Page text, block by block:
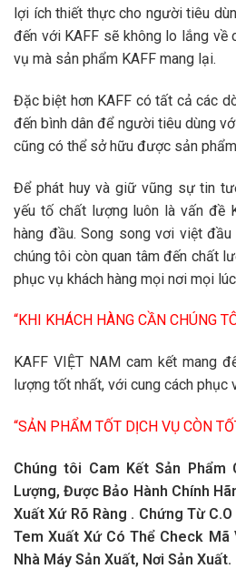
lợi ích thiết thực cho người tiêu
đến với KAFF sẽ không lo lắng về
vụ mà sản phẩm KAFF mang lại.
Đặc biệt hơn KAFF có tất cả các
đến bình dân để người tiêu dùng
cũng có thể sở hữu được sản phẩm
Để phát huy và giữ vũng sự tin
yếu tố chất lượng luôn là vấn đề
hàng đầu. Song song vơi việt
chúng tôi còn quan tâm đến chất
phục vụ khách hàng mọi nơi mọi lúc
“KHI KHÁCH HÀNG CẦN CHÚNG
KAFF VIỆT NAM cam kết mang
lượng tốt nhất, với cung cách phục
“SẢN PHẨM TỐT DỊCH VỤ CÒN
Chúng tôi Cam Kết Sản Phẩm
Lượng, Được Bảo Hành Chính
Xuất Xứ Rõ Ràng . Chứng Từ
Tem Xuất Xứ Có Thể Check
Nhà Máy Sản Xuất, Nơi Sản Xuất.